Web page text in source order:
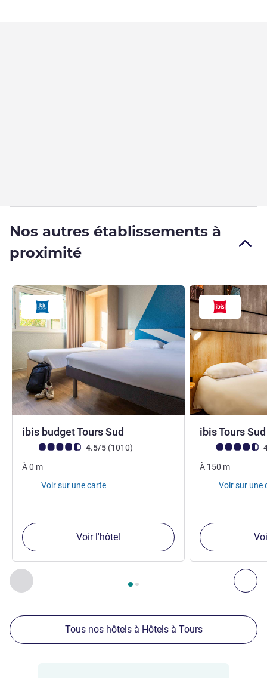
Nos autres établissements à
proximité
Précédent - Nos autres établissements à proximité
Page , Nos autres établissements à proximité 1 :,
ibis budget Tours Sud
Note Avis clients (Note ALL)
4.5/5 (1010avis
)
À0 m
Voir sur une carte
Voir l'hôtel
ibis Tours
Note Avis clients
À 150 m
Voir sur une
Tous nos hôtels à Hôtels à Tours